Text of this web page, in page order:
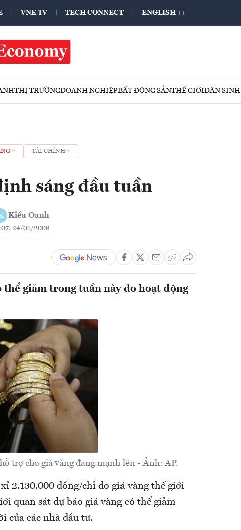
VNE TV TECH CONNECT ENGLISH ++
THỊ TRƯỜNGDOANH NGHIỆPBẤT ĐỘNG SẢNTHẾ GIỚIDÂN SINH
TÀI CHÍNH
sáng đầu tuần
Kiều Oanh
24/08/2009
thể giảm trong tuần này do hoạt động
trợ cho giá vàng đang mạnh lên - Ảnh: AP.
2.130.000 đồng/chỉ do giá vàng thế giới
quan sát dự báo giá vàng có thể giảm
của các nhà đầu tư.